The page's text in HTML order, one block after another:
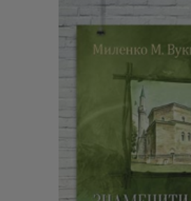
КАТЕГОРИЈЕ
НАЈПРОДАВАНИЈЕ
НОВЕ КЊИГЕ
ОТРГНУТО ОД
ЗАБОРАВА
АУТОРИ
АКТУЕЛНОСТИ
ЦЕНОВНИК